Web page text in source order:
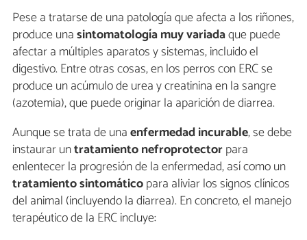
Pese a tratarse de una patología que afecta a los riñones,
produce unasintomatología muy variadaque puede
afectar a múltiples aparatos y sistemas, incluido el
digestivo. Entre otras cosas, en los perros con ERC se
produce un acúmulo de urea y creatinina en la sangre
(azotemia), que puede originar la aparición de diarrea.
Aunque se trata de unaenfermedad incurable, se debe
instaurar untratamiento nefroprotectorpara
enlentecer la progresión de la enfermedad, así como un
tratamiento sintomáticopara aliviar los signos clínicos
del animal (incluyendo la diarrea). En concreto, el manejo
terapéutico de la ERC incluye: